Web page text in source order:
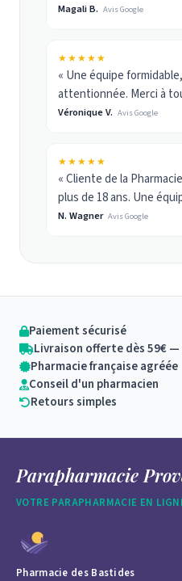
Magali B. Avis Google
★★★★★
« Une équipe
attentionnée. Merci à
Véronique V. Avis Google
★★★★★
« Cliente de la
plus de 18 ans. Une
N. Wagner Avis Google
Paiement sécurisé
Livraison offerte dès 59€ —
Pharmacie française agréée
Conseil d'un pharmacien
Retours simples
Parapharmacie
VOTRE PARAPHARMACIE EN
Pharmacie des Bastides